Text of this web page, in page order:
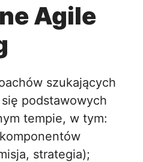
Agile
szukających
podstawowych
tempie, w tym:
strategia);